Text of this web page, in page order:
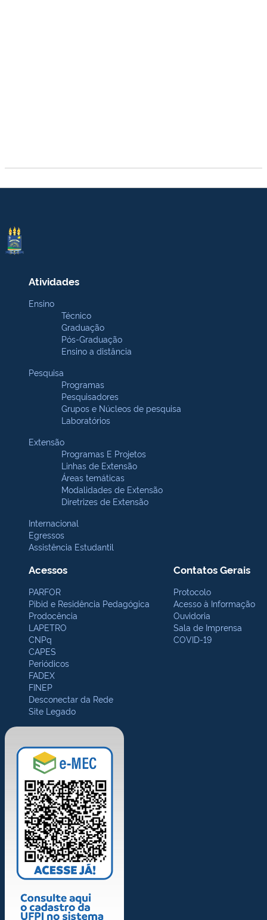
Atividades
Ensino
Técnico
Graduação
Pós-Graduação
Ensino a distância
Pesquisa
Programas
Pesquisadores
Grupos e Núcleos de pesquisa
Laboratórios
Extensão
Programas E Projetos
Linhas de Extensão
Áreas temáticas
Modalidades de Extensão
Diretrizes de Extensão
Internacional
Egressos
Assistência Estudantil
Acessos
PARFOR
Pibid e Residência Pedagógica
Prodocência
LAPETRO
CNPq
CAPES
Periódicos
FADEX
FINEP
Desconectar da Rede
Site Legado
Contatos Gerais
Protocolo
Acesso à Informação
Ouvidoria
Sala de Imprensa
COVID-19